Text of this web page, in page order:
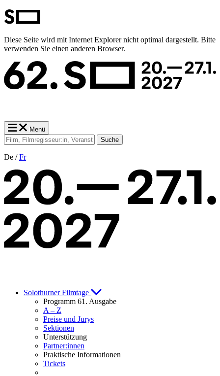
Diese Seite wird mit Internet Explorer nicht optimal dargestellt. Bitte
verwenden Sie einen anderen Browser.
Menü
Suche
De /Fr
Solothurner Filmtage
Programm 61. Ausgabe
A – Z
Preise und Jurys
Sektionen
Unterstützung
Partner:innen
Praktische Informationen
Tickets